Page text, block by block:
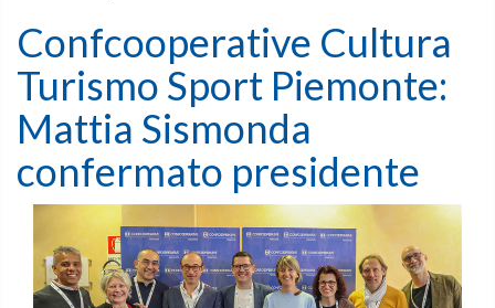
Confcooperative Cultura
Turismo Sport Piemonte:
Mattia Sismonda
confermato presidente